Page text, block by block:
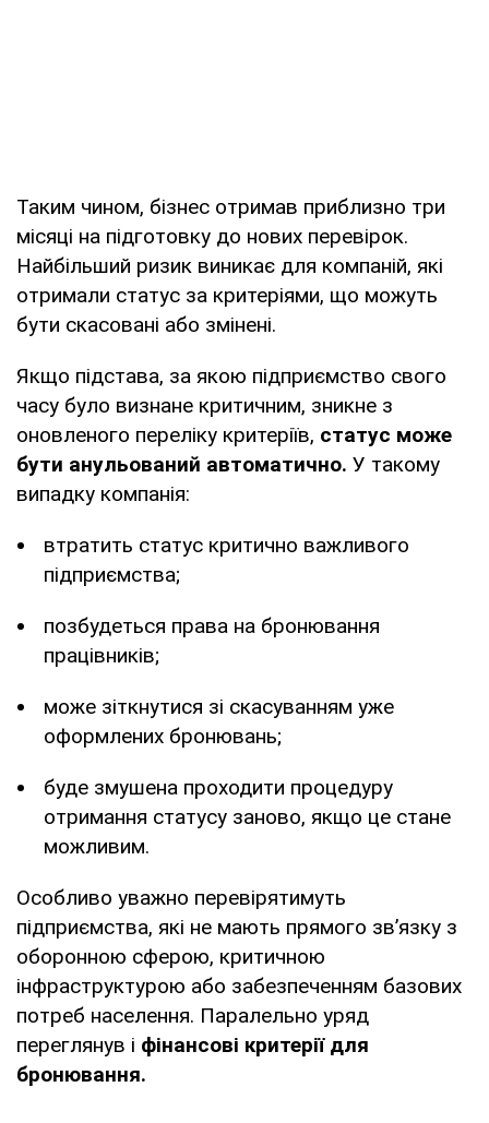
Таким чином, бізнес отримав приблизно три
місяці на підготовку до нових перевірок.
Найбільший ризик виникає для компаній, які
отримали статус за критеріями, що можуть
бути скасовані або змінені.
Якщо підстава, за якою підприємство свого
часу було визнане критичним, зникне з
оновленого переліку критеріїв, статус може
бути анульований автоматично. У такому
випадку компанія:
втратить статус критично важливого
підприємства;
позбудеться права на бронювання
працівників;
може зіткнутися зі скасуванням уже
оформлених бронювань;
буде змушена проходити процедуру
отримання статусу заново, якщо це стане
можливим.
Особливо уважно перевірятимуть
підприємства, які не мають прямого зв’язку з
оборонною сферою, критичною
інфраструктурою або забезпеченням базових
потреб населення. Паралельно уряд
переглянув і фінансові критерії для
бронювання.